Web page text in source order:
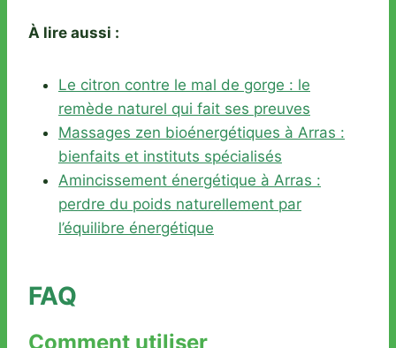
À lire aussi :
Le citron contre le mal de gorge : le
remède naturel qui fait ses preuves
Massages zen bioénergétiques à Arras :
bienfaits et instituts spécialisés
Amincissement énergétique à Arras :
perdre du poids naturellement par
l’équilibre énergétique
FAQ
Comment utiliser